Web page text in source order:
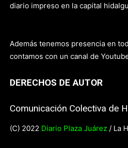
diario impreso en la capital
Además tenemos presencia en
contamos con un canal de
DERECHOS DE AUTOR
Comunicación Colectiva de
(C) 2022 Diario Plaza Juárez / La